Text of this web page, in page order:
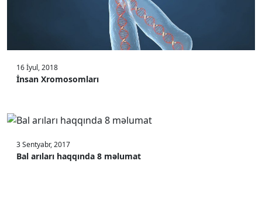
16 İyul, 2018
İnsan Xromosomları
3 Sentyabr, 2017
Bal arıları haqqında 8 məlumat